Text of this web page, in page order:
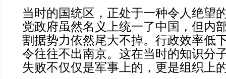
当时的国统区，正处于一种令人绝望
党政府虽然名义上统一了中国，但内
割据势力依然尾大不掉。行政效率低
令往往不出南京。这在当时的知识分
失败不仅仅是军事上的，更是组织上